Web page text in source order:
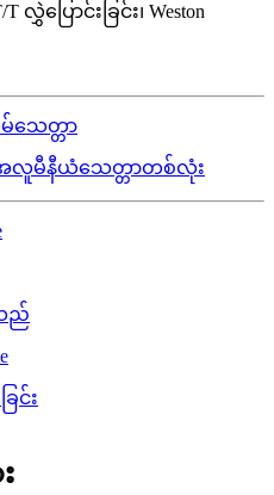
လွှဲပြောင်းခြင်း၊ Weston
မ်သေတ္တာ
အလူမီနီယံသေတ္တာတစ်လုံး
သည်
ြင်း